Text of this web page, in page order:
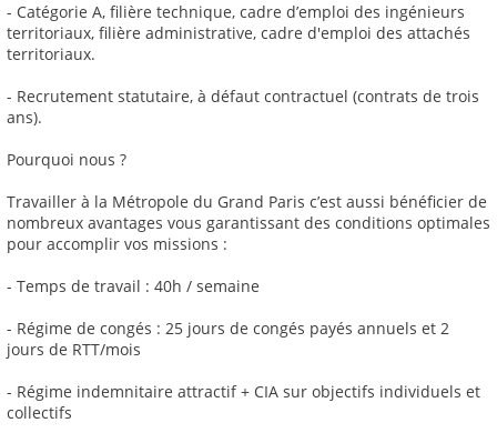
- Catégorie A, filière technique, cadre d’emploi des ingénieurs
territoriaux, filière administrative, cadre d'emploi des attachés
territoriaux.
- Recrutement statutaire, à défaut contractuel (contrats de trois
ans).
Pourquoi nous ?
Travailler à la Métropole du Grand Paris c’est aussi bénéficier de
nombreux avantages vous garantissant des conditions optimales
pour accomplir vos missions :
- Temps de travail : 40h / semaine
- Régime de congés : 25 jours de congés payés annuels et 2
jours de RTT/mois
- Régime indemnitaire attractif + CIA sur objectifs individuels et
collectifs